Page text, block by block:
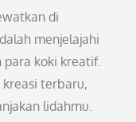
di
menjelajahi
para koki kreatif.
terbaru,
lidahmu.